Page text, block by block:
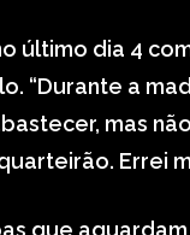
último dia 4
“Durante a
mas
Errei
que aguardam